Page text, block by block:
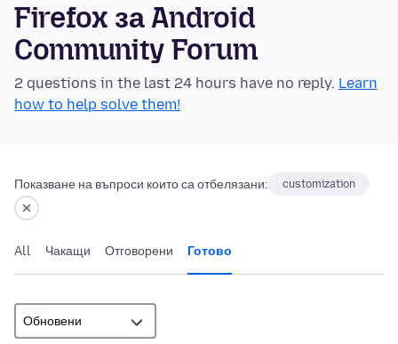
Firefox за Android
Community Forum
2 questions in the last 24 hours have no reply. Learn
how to help solve them!
Показване на въпроси които са отбелязани: customization
All Чакащи Отговорени Готово